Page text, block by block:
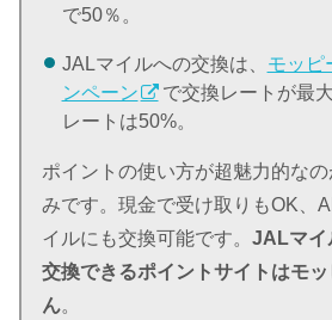
で50％。
JALマイルへの交換は、 モッピ
ンペーン
で交換レートが最
レートは50%。
ポイントの使い方が超魅力的な
みです。現金で受け取りもOK、
イルにも交換可能です。JALマイ
交換できるポイントサイトはモ
ん。